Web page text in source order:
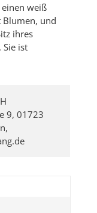
weiß
Blumen, und
ihres
Sie ist
9, 01723